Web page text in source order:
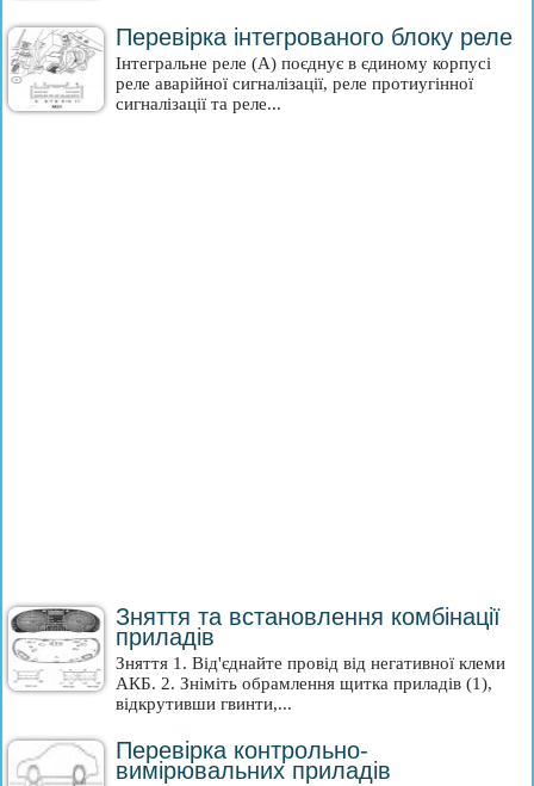
Перевірка інтегрованого блоку реле
Інтегральне реле (А) поєднує в єдиному корпусі
реле аварійної сигналізації, реле протиугінної
сигналізації та реле...
Зняття та встановлення комбінації
приладів
Зняття 1. Від'єднайте провід від негативної клеми
АКБ. 2. Зніміть обрамлення щитка приладів (1),
відкрутивши гвинти,...
Перевірка контрольно-
вимірювальних приладів